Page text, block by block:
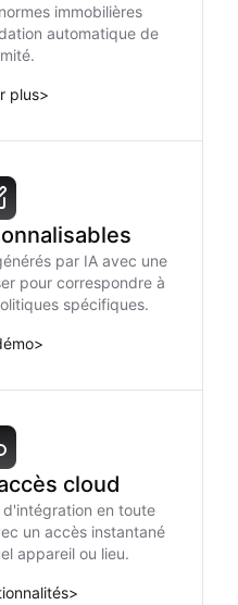
immobilières
automatique de
plus>
par IA avec une
pour correspondre à
spécifiques.
>
cloud
en toute
un accès instantané
appareil ou lieu.
>